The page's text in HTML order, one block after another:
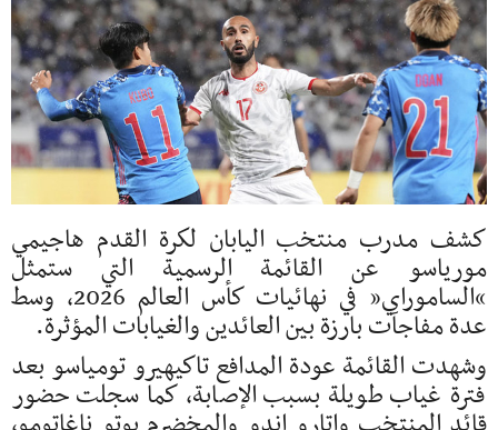
كشف مدرب منتخب اليابان لكرة القدم هاجيمي
مورياسو عن القائمة الرسمية التي ستمثل
“الساموراي” في نهائيات كأس العالم 2026، وسط
عدة مفاجآت بارزة بين العائدين والغيابات المؤثرة.
وشهدت القائمة عودة المدافعتاكيهيرو تومياسو بعد
فترة غياب طويلة بسبب الإصابة، كما سجلت حضور